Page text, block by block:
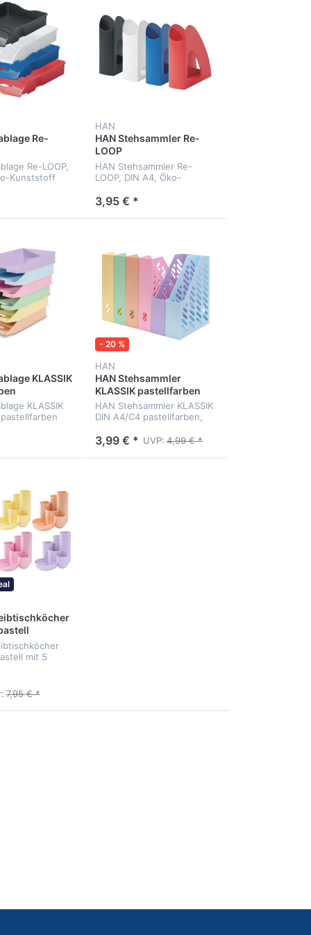
Re-
Re-LOOP,
Kunststoff
HAN
HAN Stehsammler Re-
LOOP
HAN Stehsammler Re-
LOOP, DIN A4, Öko-
3,95 € *
KLASSIK
KLASSIK
- 20 %
HAN
HAN Stehsammler
KLASSIK pastellfarben
HAN Stehsammler KLASSIK
DIN A4/C4 pastellfarben,
3,99 € * UVP: 4,99 € *
mit 5
7,95 € *